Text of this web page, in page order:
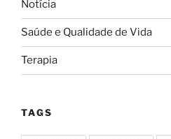
Notícia
Saúde e Qualidade de Vida
Terapia
TAGS